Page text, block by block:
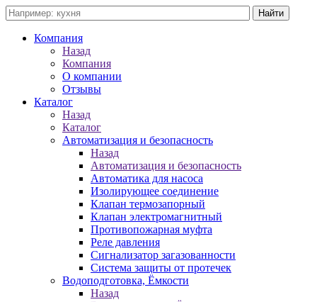
Компания
Назад
Компания
О компании
Отзывы
Каталог
Назад
Каталог
Автоматизация и безопасность
Назад
Автоматизация и безопасность
Автоматика для насоса
Изолирующее соединение
Клапан термозапорный
Клапан электромагнитный
Противопожарная муфта
Реле давления
Сигнализатор загазованности
Система защиты от протечек
Водоподготовка, Ёмкости
Назад